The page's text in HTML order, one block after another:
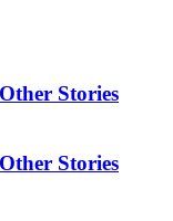
Stories
Stories